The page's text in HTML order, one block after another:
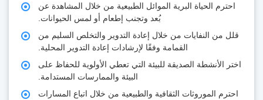
احترم الحياة البرية الموائل الطبيعية من خلال المشاهدة عن
بُعد وتجنب إطعام أو لمس الحيوانات.
من النفايات من خلال إعادة التدوير والتخلص السليم من
القمامة وفقًا لإرشادات إعادة التدوير المحلية.
الأنشطة الصديقة للبيئة التي تعطي الأولوية للحفاظ على
البيئة والممارسات المستدامة.
الموروثات الثقافية والطبيعية من خلال اتباع المسارات